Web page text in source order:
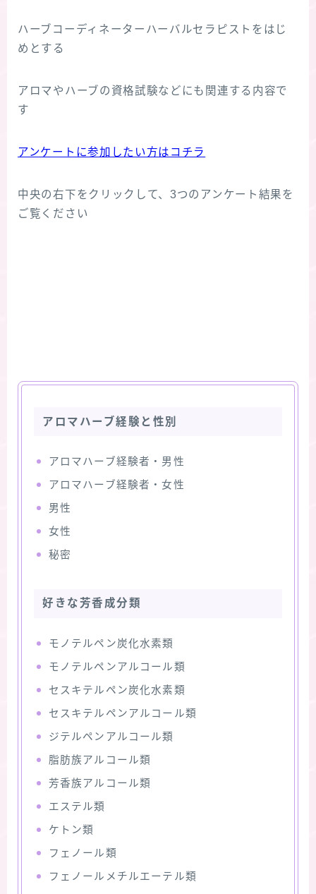
ハーブコーディネーターハーバルセラピストをはじ
めとする
アロマやハーブの資格試験などにも関連する内容で
す
アンケートに参加したい方はコチラ
中央の右下をクリックして、3つのアンケート結果を
ご覧ください
アロマハーブ経験と性別
アロマハーブ経験者・男性
アロマハーブ経験者・女性
男性
女性
秘密
好きな芳香成分類
モノテルペン炭化水素類
モノテルペンアルコール類
セスキテルペン炭化水素類
セスキテルペンアルコール類
ジテルペンアルコール類
脂肪族アルコール類
芳香族アルコール類
エステル類
ケトン類
フェノール類
フェノールメチルエーテル類